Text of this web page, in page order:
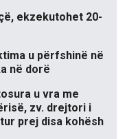
ekzekutohet 20-
u përfshinë në
në dorë
u vra me
zv. drejtori i
prej disa kohësh